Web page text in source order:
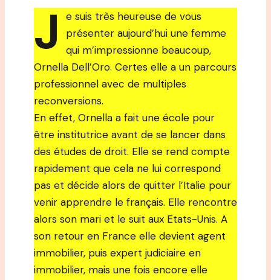
J
e suis très heureuse de vous
présenter aujourd’hui une femme
qui m’impressionne beaucoup,
Ornella Dell’Oro. Certes elle a un parcours
professionnel avec de multiples
reconversions.
En effet, Ornella a fait une école pour
être institutrice avant de se lancer dans
des études de droit. Elle se rend compte
rapidement que cela ne lui correspond
pas et décide alors de quitter l’Italie pour
venir apprendre le français. Elle rencontre
alors son mari et le suit aux Etats-Unis. A
son retour en France elle devient agent
immobilier, puis expert judiciaire en
immobilier, mais une fois encore elle